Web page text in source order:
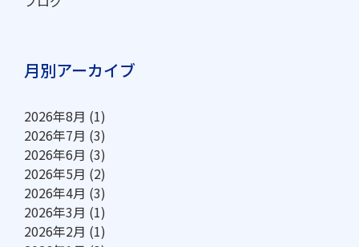
月別アーカイブ
2026年8月 (1)
2026年7月 (3)
2026年6月 (3)
2026年5月 (2)
2026年4月 (3)
2026年3月 (1)
2026年2月 (1)